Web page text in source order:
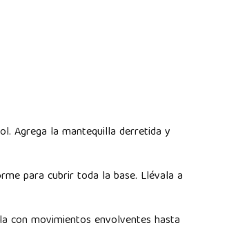
Agrega la mantequilla derretida y
para cubrir toda la base. Llévala a
con movimientos envolventes hasta